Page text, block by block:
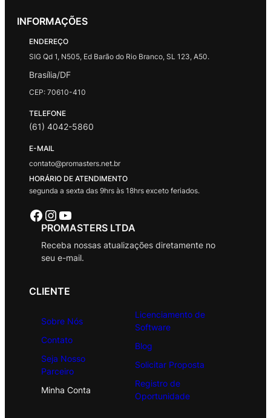
INFORMAÇÕES
ENDEREÇO
SIG Qd 1, N505, Ed Barão do Rio Branco, SL 123, A50.
Brasília/DF
CEP: 70610-410
TELEFONE
(61) 4042-5860
E-MAIL
contato@promasters.net.br
HORÁRIO DE ATENDIMENTO
segunda a sexta das 9hrs às 18hrs exceto feriados.
Facebook Instagram Youtube
PROMASTERS LTDA
Receba nossas atualizações diretamente no
seu e-mail.
CLIENTE
Sobre Nós
Contato
Seja Nosso
Parceiro
Minha Conta
Licenciamento de
Software
Blog
Solicitar Proposta
Registro de
Oportunidade